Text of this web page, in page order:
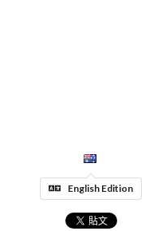
English Edition